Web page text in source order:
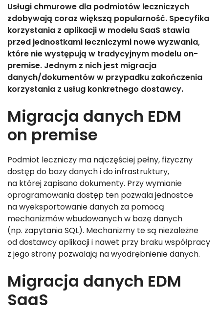
Usługi chmurowe dla podmiotów leczniczych
zdobywają coraz większą popularność. Specyfika
korzystania z aplikacji w modelu SaaS stawia
przed jednostkami leczniczymi nowe wyzwania,
które nie występują w tradycyjnym modelu on-
premise. Jednym z nich jest migracja
danych/dokumentów w przypadku zakończenia
korzystania z usług konkretnego dostawcy.
Migracja danych EDM
on premise
Podmiot leczniczy ma najczęściej pełny, fizyczny
dostęp do bazy danych i do infrastruktury,
na której zapisano dokumenty. Przy wymianie
oprogramowania dostęp ten pozwala jednostce
na wyeksportowanie danych za pomocą
mechanizmów wbudowanych w bazę danych
(np. zapytania SQL). Mechanizmy te są niezależne
od dostawcy aplikacji i nawet przy braku współpracy
z jego strony pozwalają na wyodrębnienie danych.
Migracja danych EDM
SaaS